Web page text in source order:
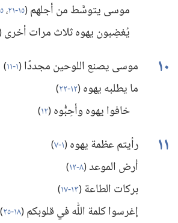
موسى يتوسَّط من أجلهم(‏١٥-‏٢١ ،‏
يُغضِبون يهوه ثلاث مرات أخرى
١٠ موسى يصنع اللوحين مجددًا(‏١-‏١١ )‏
ما يطلبه يهوه(‏١٢-‏٢٢ )‏
خافوا يهوه وأحِبُّوه(‏١٢)‏
١١ رأيتم عظمة يهوه(‏١-‏٧ )‏
أرض الموعد(‏٨-‏١٢ )‏
بركات الطاعة(‏١٣-‏١٧ )‏
إغرسوا كلمة اللّٰه في قلوبكم(‏١٨-‏٢٥ )‏